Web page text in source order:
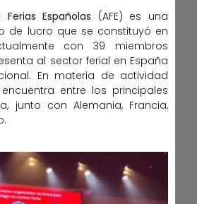
Españolas (AFE) es una
de lucro que se constituyó en
con 39 miembros
al sector ferial en España
En materia de actividad
entre los principales
junto con Alemania, Francia,